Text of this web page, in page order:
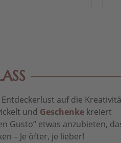
auf die
und Geschenkekreiert
Gusto“ etwas anzubieten,
– Je öfter, je lieber!